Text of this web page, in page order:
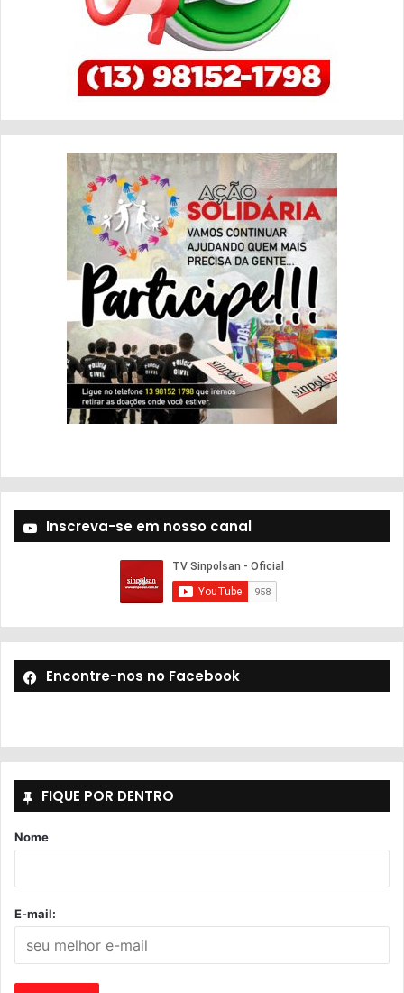
Inscreva-se em nosso canal
Encontre-nos no Facebook
FIQUE POR DENTRO
Nome
E-mail: